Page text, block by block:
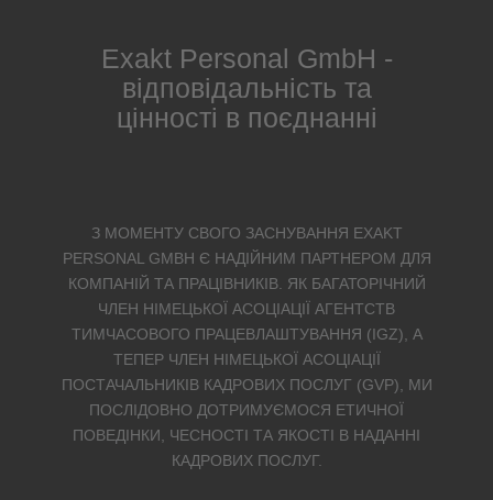
Exakt Personal GmbH -
відповідальність та
цінності в поєднанні
З МОМЕНТУ СВОГО ЗАСНУВАННЯ EXAKT
PERSONAL GMBH Є НАДІЙНИМ ПАРТНЕРОМ ДЛЯ
КОМПАНІЙ ТА ПРАЦІВНИКІВ. ЯК БАГАТОРІЧНИЙ
ЧЛЕН НІМЕЦЬКОЇ АСОЦІАЦІЇ АГЕНТСТВ
ТИМЧАСОВОГО ПРАЦЕВЛАШТУВАННЯ (IGZ), А
ТЕПЕР ЧЛЕН НІМЕЦЬКОЇ АСОЦІАЦІЇ
ПОСТАЧАЛЬНИКІВ КАДРОВИХ ПОСЛУГ (GVP), МИ
ПОСЛІДОВНО ДОТРИМУЄМОСЯ ЕТИЧНОЇ
ПОВЕДІНКИ, ЧЕСНОСТІ ТА ЯКОСТІ В НАДАННІ
КАДРОВИХ ПОСЛУГ.